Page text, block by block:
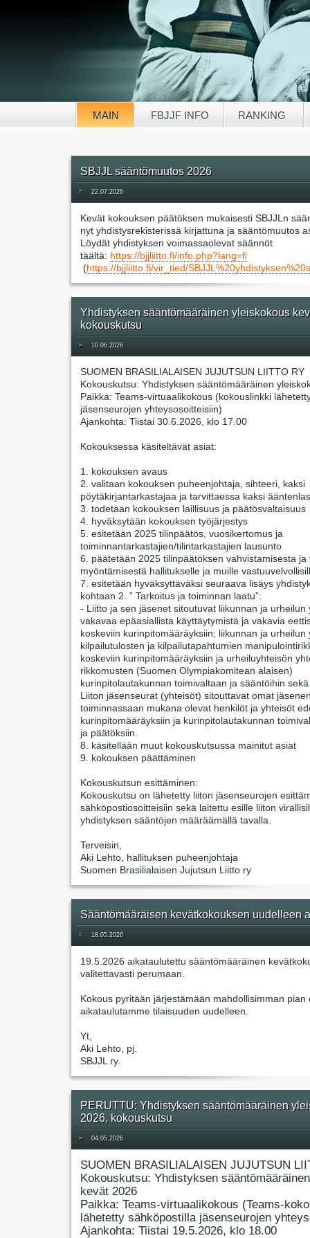
MAIN FBJJF INFO RANKING
SBJJL sääntömuutos 2026
# 22.07.2026
Kevät kokouksen päätöksen mukaisesti SBJJLn
nyt yhdistysrekisterissä kirjattuna ja sääntömuutos
Löydät yhdistyksen voimassaolevat säännöt
täältä: https://bjjliitto.fi/info.php?lang=fi
(https://bjjliitto.fi/vir_tied/
Yhdistyksen sääntömääräinen yleiskokous
kokouskutsu
# 10.06.2026
SUOMEN BRASILIALAISEN JUJUTSUN LIITTO RY
Kokouskutsu: Yhdistyksen sääntömääräinen
Paikka: Teams-virtuaalikokous (kokouslinkki
jäsenseurojen yhteysosoitteisiin)
Ajankohta: Tiistai 30.6.2026, klo 17.00
Kokouksessa käsiteltävät asiat:
1. kokouksen avaus
2. valitaan kokouksen puheenjohtaja, sihteeri, kaksi
pöytäkirjantarkastajaa ja tarvittaessa kaksi
3. todetaan kokouksen laillisuus ja päätösvaltaisuus
4. hyväksytään kokouksen työjärjestys
5. esitetään 2025 tilinpäätös, vuosikertomus ja
toiminnantarkastajien/tilintarkastajien lausunto
6. päätetään 2025 tilinpäätöksen vahvistamisesta
myöntämisestä hallitukselle ja muille
7. esitetään hyväksyttäväksi seuraava lisäys
kohtaan 2. ” Tarkoitus ja toiminnan laatu”:
- Liitto ja sen jäsenet sitoutuvat liikunnan ja urheilun
vakavaa epäasiallista käyttäytymistä ja vakavia
koskeviin kurinpitomääräyksiin; liikunnan ja urheilun
kilpailutulosten ja kilpailutapahtumien
koskeviin kurinpitomääräyksiin ja urheiluyhteisön
rikkomusten (Suomen Olympiakomitean alaisen)
kurinpitolautakunnan toimivaltaan ja sääntöihin
Liiton jäsenseurat (yhteisöt) sitouttavat omat
toiminnassaan mukana olevat henkilöt ja yhteisöt
kurinpitomääräyksiin ja kurinpitolautakunnan
ja päätöksiin.
8. käsitellään muut kokouskutsussa mainitut asiat
9. kokouksen päättäminen
Kokouskutsun esittäminen:
Kokouskutsu on lähetetty liiton jäsenseurojen
sähköpostiosoitteisiin sekä laitettu esille liiton
yhdistyksen sääntöjen määräämällä tavalla.
Terveisin,
Aki Lehto, hallituksen puheenjohtaja
Suomen Brasilialaisen Jujutsun Liitto ry
Sääntömääräisen kevätkokouksen uudelleen
# 18.05.2026
19.5.2026 aikataulutettu sääntömääräinen
valitettavasti perumaan.
Kokous pyritään järjestämään mahdollisimman pian
aikataulutamme tilaisuuden uudelleen.
Yt,
Aki Lehto, pj.
SBJJL ry.
PERUTTU: Yhdistyksen sääntömääräinen
2026, kokouskutsu
# 04.05.2026
SUOMEN BRASILIALAISEN JUJUTSUN
Kokouskutsu: Yhdistyksen
kevät 2026
Paikka: Teams-virtuaalikokous (Teams-
lähetetty sähköpostilla jäsenseurojen
Ajankohta: Tiistai 19.5.2026, klo 18.00